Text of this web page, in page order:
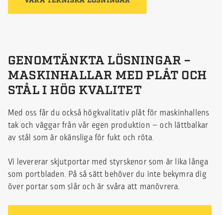
GENOMTÄNKTA LÖSNINGAR –
MASKINHALLAR MED PLÅT OCH
STÅL I HÖG KVALITET
Med oss får du också högkvalitativ plåt för maskinhallens
tak och väggar från vår egen produktion – och lättbalkar
av stål som är okänsliga för fukt och röta.
Vi levererar skjutportar med styrskenor som är lika långa
som portbladen. På så sätt behöver du inte bekymra dig
över portar som slår och är svåra att manövrera.